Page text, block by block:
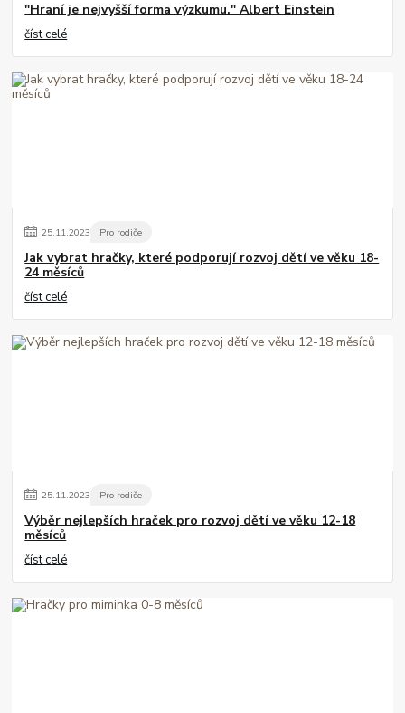
"Hraní je nejvyšší forma výzkumu." Albert Einstein
číst celé
25.11.2023 Pro rodiče
Jak vybrat hračky, které podporují rozvoj dětí ve věku 18-
24 měsíců
číst celé
25.11.2023 Pro rodiče
Výběr nejlepších hraček pro rozvoj dětí ve věku 12-18
měsíců
číst celé